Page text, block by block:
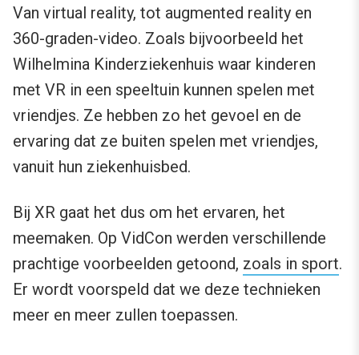
Van virtual reality, tot augmented reality en
360-graden-video. Zoals bijvoorbeeld het
Wilhelmina Kinderziekenhuis waar kinderen
met VR in een speeltuin kunnen spelen met
vriendjes. Ze hebben zo het gevoel en de
ervaring dat ze buiten spelen met vriendjes,
vanuit hun ziekenhuisbed.
Bij XR gaat het dus om het ervaren, het
meemaken. Op VidCon werden verschillende
prachtige voorbeelden getoond, zoals in sport.
Er wordt voorspeld dat we deze technieken
meer en meer zullen toepassen.